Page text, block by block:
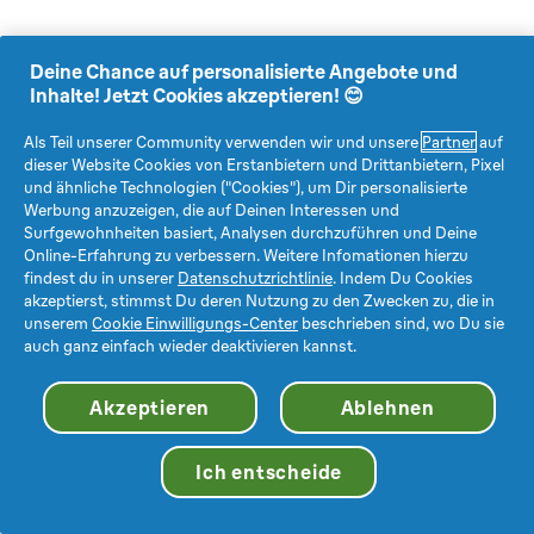
Deine Chance auf personalisierte Angebote und
Inhalte! Jetzt Cookies akzeptieren! 😊
Als Teil unserer Community verwenden wir und unsere Partnerauf
dieser Website Cookies von Erstanbietern und Drittanbietern, Pixel
und ähnliche Technologien ("Cookies"), um Dir personalisierte
Werbung anzuzeigen, die auf Deinen Interessen und
Surfgewohnheiten basiert, Analysen durchzuführen und Deine
Online-Erfahrung zu verbessern. Weitere Infomationen hierzu
findest du in unserer Datenschutzrichtlinie. Indem Du Cookies
akzeptierst, stimmst Du deren Nutzung zu den Zwecken zu, die in
unserem Cookie Einwilligungs-Center beschrieben sind, wo Du sie
auch ganz einfach wieder deaktivieren kannst.
Akzeptieren Ablehnen
Ich entscheide